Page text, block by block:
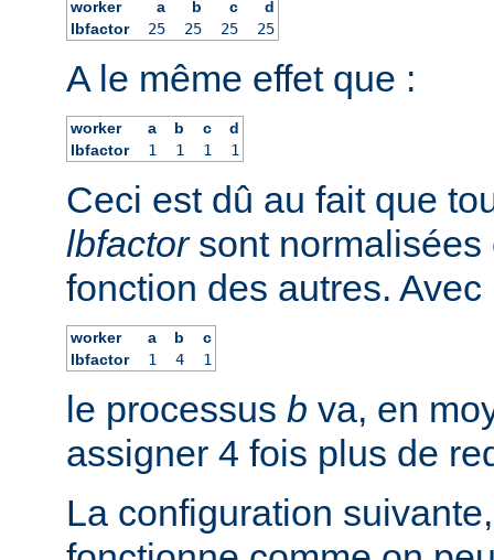
worker a b c
d
lbfactor
25 25 25 25
A le même effet que :
worker a b c
d
lbfactor
1 1 1 1
Ceci est dû au fait que
lbfactorsont normalisées
fonction des autres. Avec
worker a b
c
lbfactor
1 4 1
le processus b va, en
assigner 4 fois plus de
La configuration